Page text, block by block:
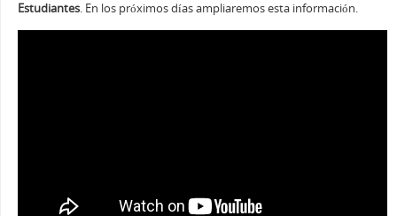
Estudiantes. En los próximos días ampliaremos esta información.